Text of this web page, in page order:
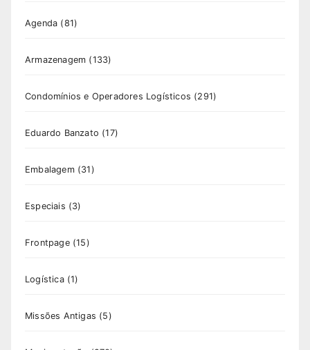
Agenda (81)
Armazenagem (133)
Condomínios e Operadores Logísticos (291)
Eduardo Banzato (17)
Embalagem(31)
Especiais (3)
Frontpage(15)
Logística(1)
Missões Antigas (5)